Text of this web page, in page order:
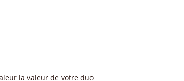
la valeur de votre duo